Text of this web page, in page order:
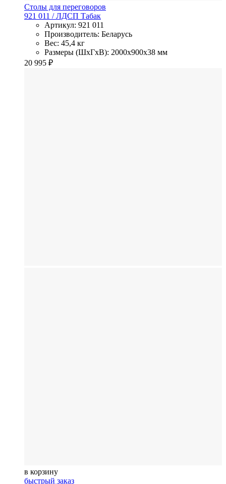
Столы для переговоров
921 011 / ЛДСП Табак
Артикул: 921 011
Производитель: Беларусь
Вес: 45,4 кг
Размеры (ШхГхВ): 2000x900x38 мм
20 995 ₽
в корзину
быстрый заказ